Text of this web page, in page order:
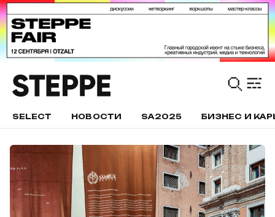
SELECT НОВОСТИ SA2025 БИЗНЕС И